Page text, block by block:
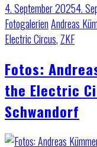
4. September 20254.
FotogalerienAndreas
Electric Circus, ZKF
Fotos:
the Electric
Schwandorf